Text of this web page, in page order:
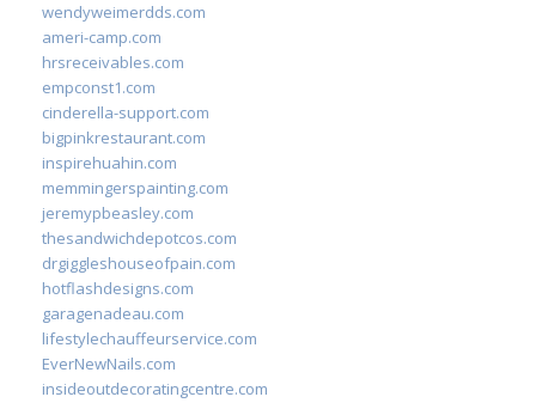
wendyweimerdds.com
ameri-camp.com
hrsreceivables.com
empconst1.com
cinderella-support.com
bigpinkrestaurant.com
inspirehuahin.com
memmingerspainting.com
jeremypbeasley.com
thesandwichdepotcos.com
drgiggleshouseofpain.com
hotflashdesigns.com
garagenadeau.com
lifestylechauffeurservice.com
EverNewNails.com
insideoutdecoratingcentre.com